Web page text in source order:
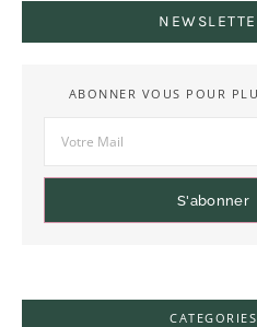
ABONNER VOUS POUR
S'abonner
CATEGORIES